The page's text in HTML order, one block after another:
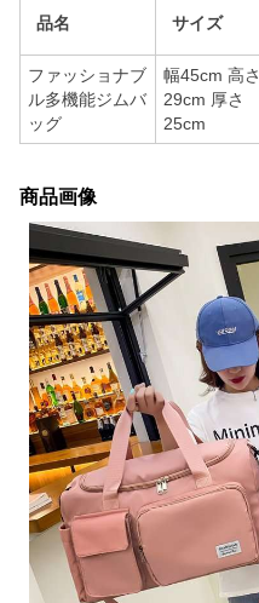
品名 サイズ
ファッショナブ
ル多機能ジムバ
ッグ
幅45cm 高さ
29cm 厚さ
25cm
商品画像